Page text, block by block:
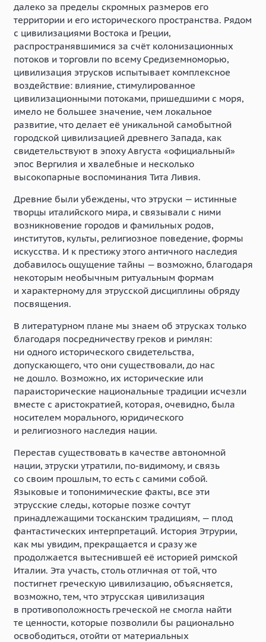
далеко за пределы скромных размеров его
территории и его исторического пространства. Рядом
с цивилизациями Востока и Греции,
распространявшимися за счёт колонизационных
потоков и торговли по всему Средиземноморью,
цивилизация этрусков испытывает комплексное
воздействие: влияние, стимулированное
цивилизационными потоками, пришедшими с моря,
имело не большее значение, чем локальное
развитие, что делает её уникальной самобытной
городской цивилизацией древнего Запада, как
свидетельствуют в эпоху Августа «официальный»
эпос Вергилия и хвалебные и несколько
высокопарные воспоминания Тита Ливия.
Древние были убеждены, что этруски — истинные
творцы италийского мира, и связывали с ними
возникновение городов и фамильных родов,
институтов, культы, религиозное поведение, формы
искусства. И к престижу этого античного наследия
добавилось ощущение тайны — возможно, благодаря
некоторым необычным ритуальным формам
и характерному для этрусской дисциплины обряду
посвящения.
В литературном плане мы знаем об этрусках только
благодаря посредничеству греков и римлян:
ни одного исторического свидетельства,
допускающего, что они существовали, до нас
не дошло. Возможно, их исторические или
параисторические национальные традиции исчезли
вместе с аристократией, которая, очевидно, была
носителем морального, юридического
и религиозного наследия нации.
Перестав существовать в качестве автономной
нации, этруски утратили, по-видимому, и связь
со своим прошлым, то есть с самими собой.
Языковые и топонимические факты, все эти
этрусские следы, которые позже сочтут
принадлежащими тосканским традициям, — плод
фантастических интерпретаций. История Этрурии,
как мы увидим, прекращается и сразу же
продолжается вытеснившей её историей римской
Италии. Эта участь, столь отличная от той, что
постигнет греческую цивилизацию, объясняется,
возможно, тем, что этрусская цивилизация
в противоположность греческой не смогла найти
те ценности, которые позволили бы рационально
освободиться, отойти от материальных